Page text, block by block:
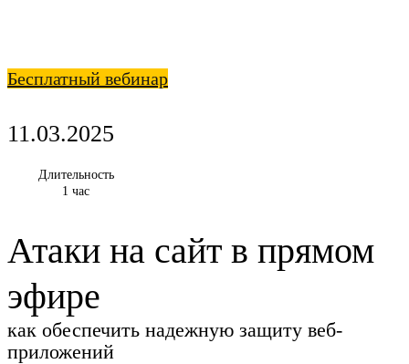
Бесплатный вебинар
11.03.2025
Длительность
1 час
Атаки на сайт в прямом
эфире
как обеспечить надежную защиту веб-
приложений